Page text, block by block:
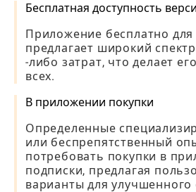
Бесплатная доступность
Приложение бесплатно для
предлагает широкий
-либо затрат, что делает
всех.
В приложении покупки
Определенные
или беспрепятственный
потребовать покупки в
подписки, предлагая
варианты для улучшенного